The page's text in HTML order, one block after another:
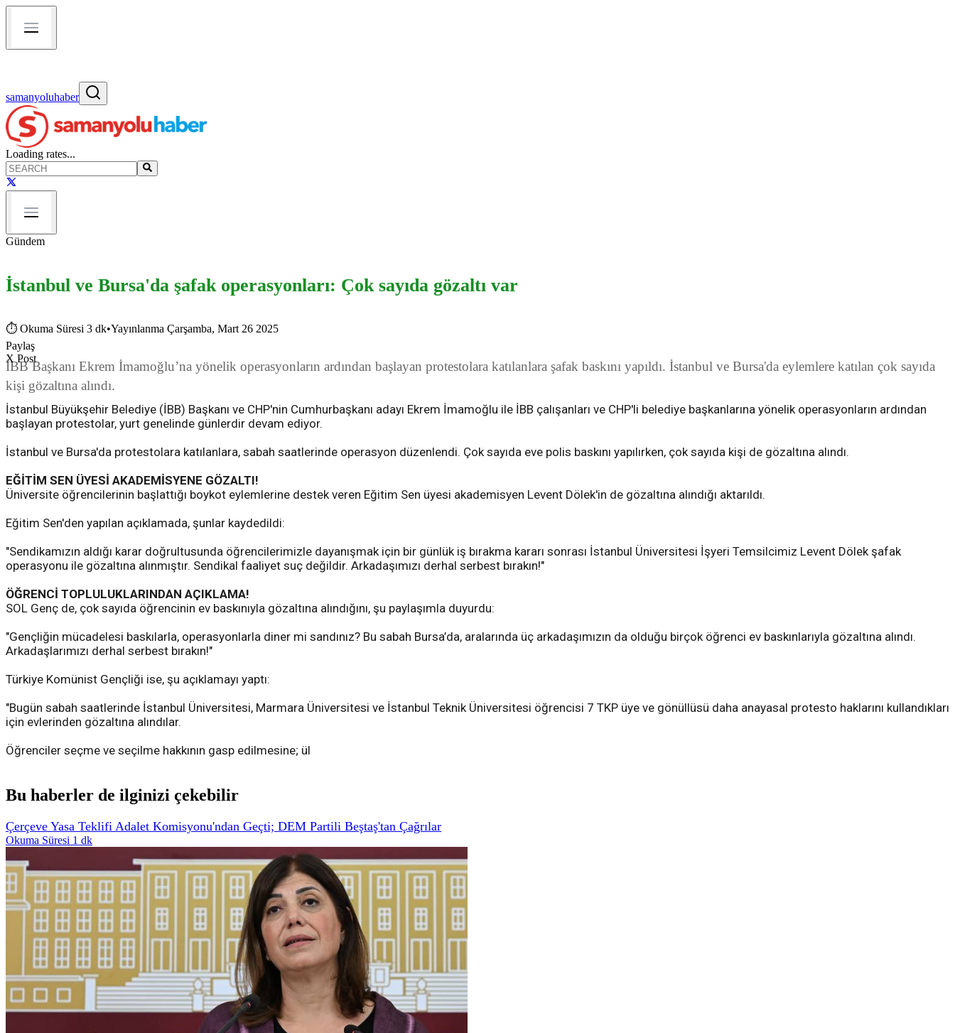
samanyoluhaber
Loading rates...
Gündem
İstanbul ve Bursa'da şafak operasyonları: Çok sayıda gözaltı var
⏱ Okuma Süresi 3 dk•Yayınlanma Çarşamba, Mart 26 2025
Paylaş
X Post
İBB Başkanı Ekrem İmamoğlu’na yönelik operasyonların ardından başlayan protestolara katılanlara şafak baskını yapıldı. İstanbul ve Bursa'da eylemlere katılan çok sayıda
kişi gözaltına alındı.
İstanbul Büyükşehir Belediye (İBB) Başkanı ve CHP'nin Cumhurbaşkanı adayı Ekrem İmamoğlu ile İBB çalışanları ve CHP'li belediye başkanlarına yönelik operasyonların ardından
başlayan protestolar, yurt genelinde günlerdir devam ediyor.
İstanbul ve Bursa'da protestolara katılanlara, sabah saatlerinde operasyon düzenlendi. Çok sayıda eve polis baskını yapılırken, çok sayıda kişi de gözaltına alındı.
EĞİTİM SEN ÜYESİ AKADEMİSYENE GÖZALTI!
Üniversite öğrencilerinin başlattığı boykot eylemlerine destek veren Eğitim Sen üyesi akademisyen Levent Dölek'in de gözaltına alındığı aktarıldı.
Eğitim Sen'den yapılan açıklamada, şunlar kaydedildi:
"Sendikamızın aldığı karar doğrultusunda öğrencilerimizle dayanışmak için bir günlük iş bırakma kararı sonrası İstanbul Üniversitesi İşyeri Temsilcimiz Levent Dölek şafak
operasyonu ile gözaltına alınmıştır. Sendikal faaliyet suç değildir. Arkadaşımızı derhal serbest bırakın!"
ÖĞRENCİ TOPLULUKLARINDAN AÇIKLAMA!
SOL Genç de, çok sayıda öğrencinin ev baskınıyla gözaltına alındığını, şu paylaşımla duyurdu:
"Gençliğin mücadelesi baskılarla, operasyonlarla diner mi sandınız? Bu sabah Bursa’da, aralarında üç arkadaşımızın da olduğu birçok öğrenci ev baskınlarıyla gözaltına alındı.
Arkadaşlarımızı derhal serbest bırakın!"
Türkiye Komünist Gençliği ise, şu açıklamayı yaptı:
"Bugün sabah saatlerinde İstanbul Üniversitesi, Marmara Üniversitesi ve İstanbul Teknik Üniversitesi öğrencisi 7 TKP üye ve gönüllüsü daha anayasal protesto haklarını kullandıkları
için evlerinden gözaltına alındılar.
Öğrenciler seçme ve seçilme hakkının gasp edilmesine; ül
Bu haberler de ilginizi çekebilir
Çerçeve Yasa Teklifi Adalet Komisyonu'ndan Geçti; DEM Partili Beştaş'tan Çağrılar
Okuma Süresi 1 dk